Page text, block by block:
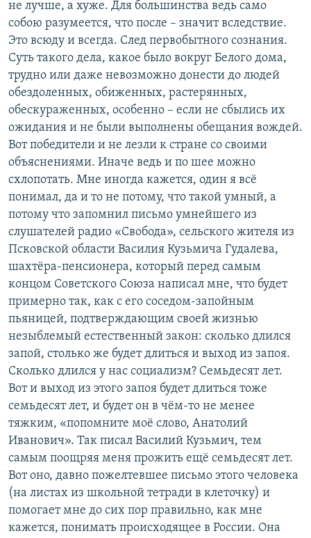
не лучше, а хуже. Для большинства ведь само
собою разумеется, что после – значит вследствие.
Это всюду и всегда. След первобытного сознания.
Суть такого дела, какое было вокруг Белого дома,
трудно или даже невозможно донести до людей
обездоленных, обиженных, растерянных,
обескураженных, особенно – если не сбылись их
ожидания и не были выполнены обещания вождей.
Вот победители и не лезли к стране со своими
объяснениями. Иначе ведь и по шее можно
схлопотать. Мне иногда кажется, один я всё
понимал, да и то не потому, что такой умный, а
потому что запомнил письмо умнейшего из
слушателей радио «Свобода», сельского жителя из
Псковской области Василия Кузьмича Гудалева,
шахтёра-пенсионера, который перед самым
концом Советского Союза написал мне, что будет
примерно так, как с его соседом-запойным
пьяницей, подтверждающим своей жизнью
незыблемый естественный закон: сколько длился
запой, столько же будет длиться и выход из запоя.
Сколько длился у нас социализм? Семьдесят лет.
Вот и выход из этого запоя будет длиться тоже
семьдесят лет, и будет он в чём-то не менее
тяжким, «попомните моё слово, Анатолий
Иванович». Так писал Василий Кузьмич, тем
самым поощряя меня прожить ещё семьдесят лет.
Вот оно, давно пожелтевшее письмо этого человека
(на листах из школьной тетради в клеточку) и
помогает мне до сих пор правильно, как мне
кажется, понимать происходящее в России. Она